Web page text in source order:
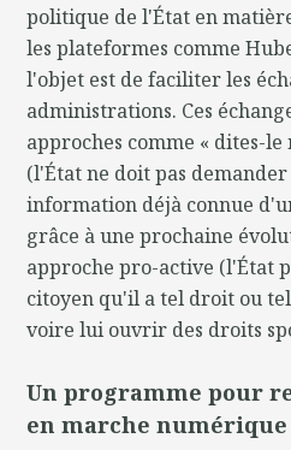
politique de l'État en
les plateformes comme
l'objet est de faciliter les
administrations. Ces
approches comme « dites-le
(l'État ne doit pas
information déjà connue
grâce à une prochaine
approche pro-active (l'État
citoyen qu'il a tel droit ou
voire lui ouvrir des droits
Un programme pour
en marche numérique